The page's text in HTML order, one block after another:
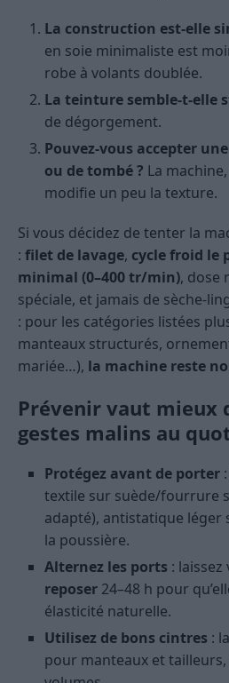
La construction est-elle
en soie minimaliste est
robe à volants doublée.
La teinture semble-t-elle
de dégorgement.
Pouvez-vous accepter
ou de tombé ? La
modifie un peu la texture.
Si vous décidez de tenter la
: filet de lavage, cycle froid le
minimal (0–400 tr/min), dose
spéciale, et jamais de sèche-
: pour les catégories listées
manteaux structurés,
mariée…), la machine reste
Prévenir vaut mieux
gestes malins au
Protégez avant de porter
textile sur suède/fourrure
adapté), antistatique
la poussière.
Alternez les ports : laissez
reposer 24–48 h pour
élasticité naturelle.
Utilisez de bons cintres :
pour manteaux et